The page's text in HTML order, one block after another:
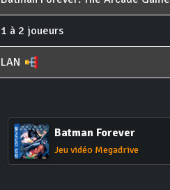
1 à 2 joueurs
LAN
Batman Forever
Jeu vidéo Megadrive